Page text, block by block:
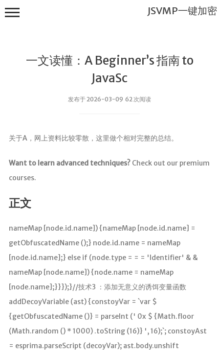
一文读懂：A Beginner’s 指南 to
JavaSc
发布于 2026-03-09 62 次阅读
关于A，网上资料比较零散，这里做个相对完整的总结。
Want to learn advanced techniques?Check out our premium
courses.
正文
nameMap [node.id.name]) {nameMap [node.id.name] =
getObfuscatedName ();} node.id.name = nameMap
[node.id.name];} else if (node.type = = = 'Identifier' & &
nameMap [node.name]) {node.name = nameMap
[node.name];}}});}//技术3 ：添加无意义的诱饵变量函数
addDecoyVariable (ast) {constoyVar = `var $
{getObfuscatedName ()} = parseInt (' 0x $ {Math.floor
(Math.random () * 1000) .toString (16)} ', 16);`; constoyAst
= esprima.parseScript (decoyVar); ast.body.unshift
JSVMP一键加密
首页
么?
分析